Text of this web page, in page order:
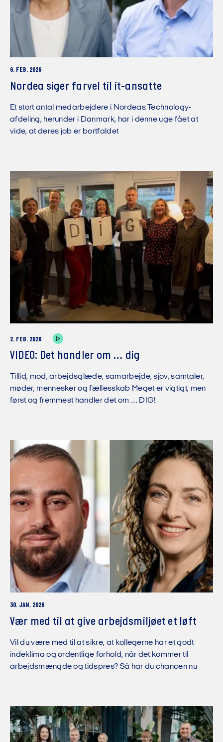
6. FEB. 2026
Nordea siger farvel til it-ansatte
Et stort antal medarbejdere i Nordeas Technology-
afdeling, herunder i Danmark, har i denne uge fået at
vide, at deres job er bortfaldet
2. FEB. 2026
VIDEO: Det handler om … dig
Tillid, mod, arbejdsglæde, samarbejde, sjov, samtaler,
møder, mennesker og fællesskab Meget er vigtigt, men
først og fremmest handler det om … DIG!
30. JAN. 2026
Vær med til at give arbejdsmiljøet et løft
Vil du være med til at sikre, at kollegerne har et godt
indeklima og ordentlige forhold, når det kommer til
arbejdsmængde og tidspres? Så har du chancen nu